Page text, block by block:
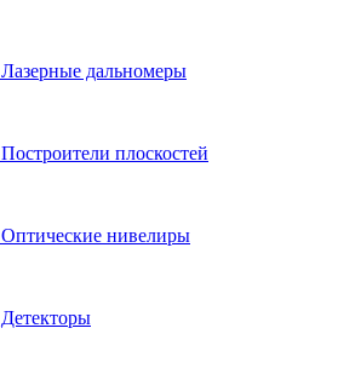
Лазерные дальномеры
Построители плоскостей
Оптические нивелиры
Детекторы